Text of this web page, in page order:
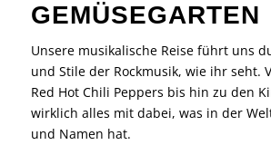
GEMÜSEGARTEN
Unsere musikalische Reise führt uns
und Stile der Rockmusik, wie ihr seht.
Red Hot Chili Peppers bis hin zu den
wirklich alles mit dabei, was in der
und Namen hat.